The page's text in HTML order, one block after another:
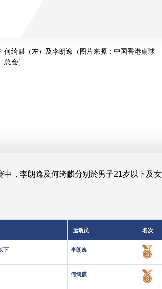
何绮麒（左）及李朗逸（图片来源：中国香港桌球
总会）
，李朗逸及何绮麒分别於男子21岁以下及女
运动员 名次
下 李朗逸
何绮麒